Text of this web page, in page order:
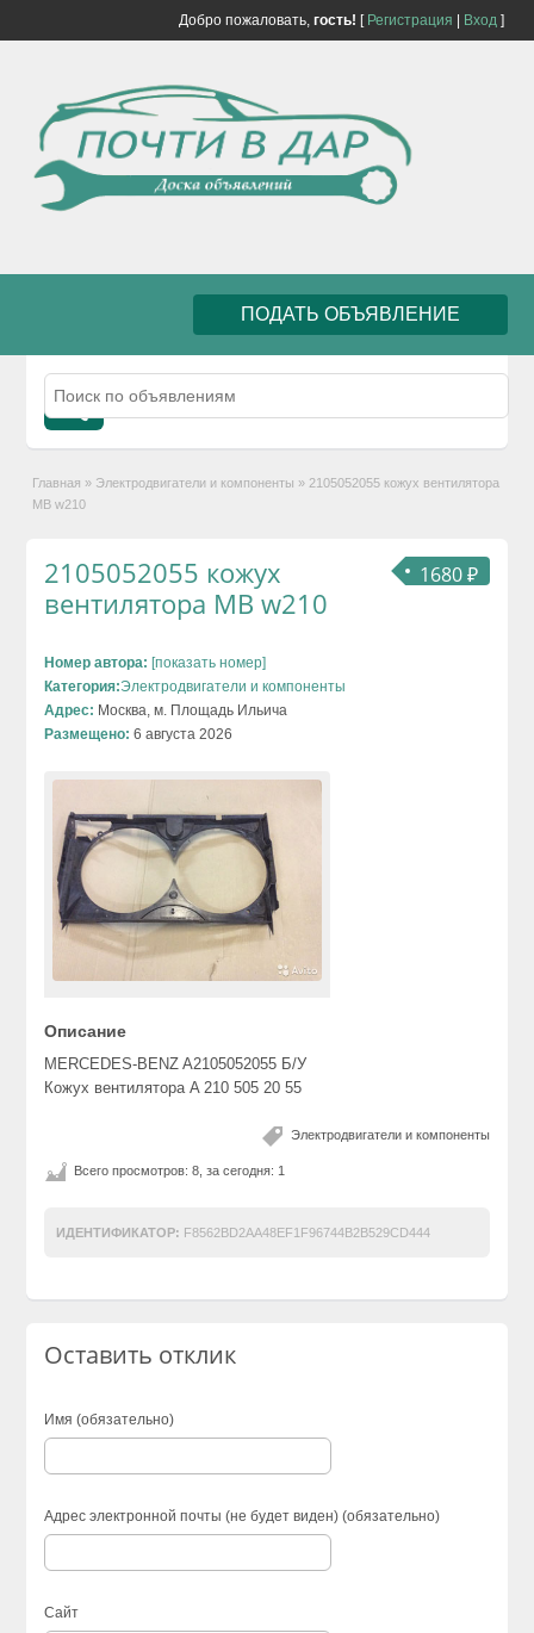
Добро пожаловать, гость! [ Регистрация Вход]
ПОДАТЬ ОБЪЯВЛЕНИЕ
Главная » Электродвигатели и компоненты » 2105052055 кожух вентилятора
MB w210
1680 ₽
2105052055 кожух
вентилятора MB w210
Номер автора: [показать номер]
Категория:Электродвигатели и компоненты
Адрес: Москва, м. Площадь Ильича
Размещено: 6 августа 2026
Описание
MERCEDES-BENZ A2105052055 Б/У
Кожух вентилятора A 210 505 20 55
Электродвигатели и компоненты
Всего просмотров: 8, за сегодня: 1
ИДЕНТИФИКАТОР: F8562BD2AA48EF1F96744B2B529CD444
Оставить отклик
Имя (обязательно)
Адрес электронной почты (не будет виден) (обязательно)
Сайт